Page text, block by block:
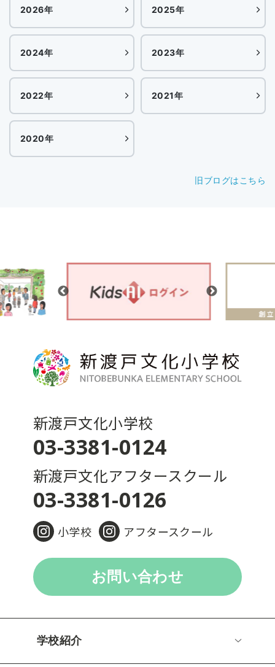
2026年 2025年
2024年 2023年
2022年 2021年
2020年
旧ブログはこちら
新渡戸文化小学校
03-3381-0124
新渡戸文化アフタースクール
03-3381-0126
小学校 アフタースクール
お問い合わせ
学校紹介